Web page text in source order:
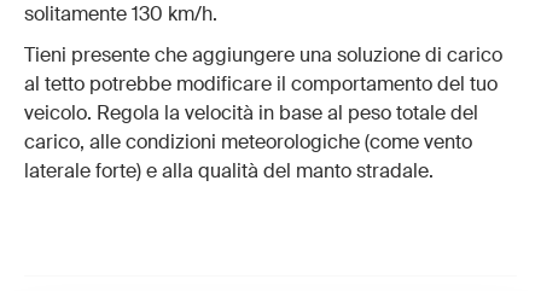
solitamente 130 km/h.
Tieni presente che aggiungere una soluzione di carico
al tetto potrebbe modificare il comportamento del tuo
veicolo. Regola la velocità in base al peso totale del
carico, alle condizioni meteorologiche (come vento
laterale forte) e alla qualità del manto stradale.